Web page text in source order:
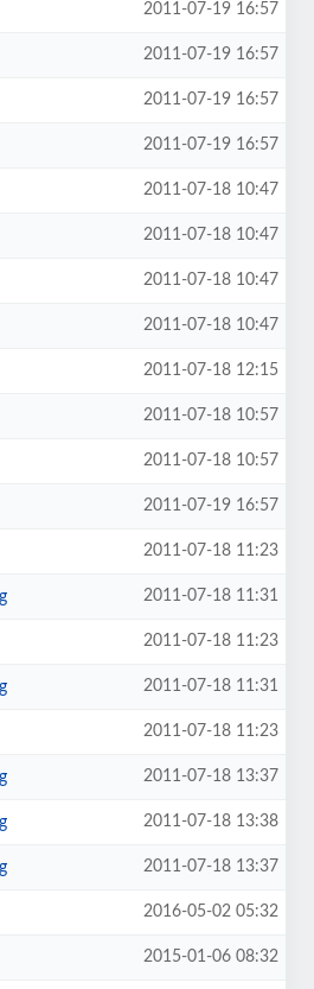
2011-07-19 16:57
2011-07-19 16:57
2011-07-19 16:57
2011-07-19 16:57
2011-07-18 10:47
2011-07-18 10:47
2011-07-18 10:47
2011-07-18 10:47
2011-07-18 12:15
2011-07-18 10:57
2011-07-18 10:57
2011-07-19 16:57
2011-07-18 11:23
2011-07-18 11:31
2011-07-18 11:23
2011-07-18 11:31
2011-07-18 11:23
2011-07-18 13:37
2011-07-18 13:38
2011-07-18 13:37
2016-05-02 05:32
2015-01-06 08:32